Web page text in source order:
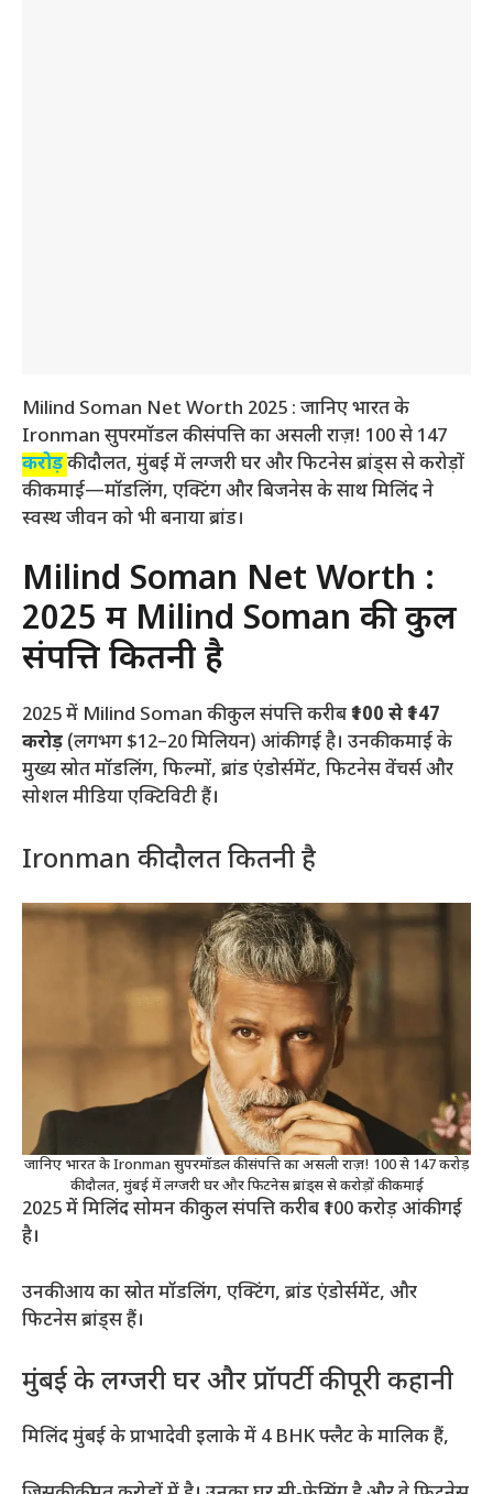
Milind Soman Net Worth 2025 : जानिए भारत के
Ironman सुपरमॉडल की संपत्ति का असली राज़! 100 से 147
करोड़की दौलत, मुंबई में लग्जरी घर और फिटनेस ब्रांड्स से करोड़ों
की कमाई—मॉडलिंग, एक्टिंग और बिजनेस के साथ मिलिंद ने
स्वस्थ जीवन को भी बनाया ब्रांड।
Milind Soman Net Worth :
2025 में Milind Soman की कुल
संपत्ति कितनी है
2025 में Milind Soman की कुल संपत्ति करीब₹100 से ₹147
करोड़ (लगभग $12–20 मिलियन) आंकी गई है। उनकी कमाई के
मुख्य स्रोत मॉडलिंग, फिल्मों, ब्रांड एंडोर्समेंट, फिटनेस वेंचर्स और
सोशल मीडिया एक्टिविटी हैं।
Ironman की दौलत कितनी है
जानिए भारत के Ironman सुपरमॉडल की संपत्ति का असली राज़! 100 से 147 करोड़
की दौलत, मुंबई में लग्जरी घर और फिटनेस ब्रांड्स से करोड़ों की कमाई
2025 में मिलिंद सोमन की कुल संपत्ति करीब ₹100 करोड़ आंकी गई
है।
उनकी आय का स्रोत मॉडलिंग, एक्टिंग, ब्रांड एंडोर्समेंट, और
फिटनेस ब्रांड्स हैं।
मुंबई के लग्जरी घर और प्रॉपर्टी की पूरी कहानी
मिलिंद मुंबई के प्राभादेवी इलाके में 4 BHK फ्लैट के मालिक हैं,